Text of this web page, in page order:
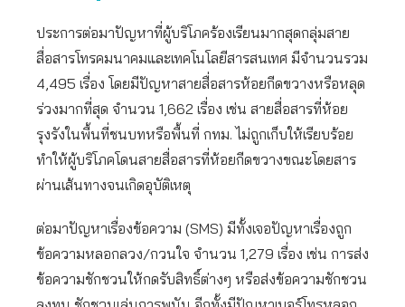
ประการต่อมาปัญหาที่ผู้บริโภคร้องเรียนมากสุดกลุ่มสาย
สื่อสารโทรคมนาคมและเทคโนโลยีสารสนเทศ มีจำนวนรวม
4,495 เรื่อง โดยมีปัญหาสายสื่อสารห้อยกีดขวางหรือหลุด
ร่วงมากที่สุด จำนวน 1,662 เรื่อง เช่น สายสื่อสารที่ห้อย
รุงรังในพื้นที่ชนบทหรือพื้นที่ กทม. ไม่ถูกเก็บให้เรียบร้อย
ทำให้ผู้บริโภคโดนสายสื่อสารที่ห้อยกีดขวางขณะโดยสาร
ผ่านเส้นทางจนเกิดอุบัติเหตุ
ต่อมาปัญหาเรื่องข้อความ (SMS) มีทั้งเจอปัญหาเรื่องถูก
ข้อความหลอกลวง/กวนใจ จำนวน 1,279 เรื่อง เช่น การส่ง
ข้อความชักชวนให้กดรับสิทธิ์ต่างๆ หรือส่งข้อความชักชวน